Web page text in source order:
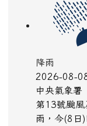
降雨
2026-08-
中央氣象署
第13號颱風
雨，今(8日